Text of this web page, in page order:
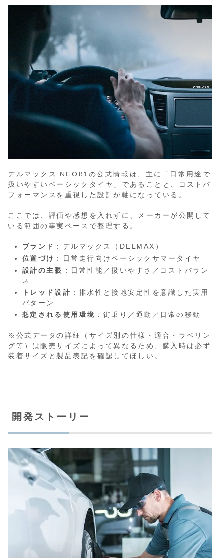
デルマックス NEO81の公式情報は、主に「日常用途で
扱いやすいベーシックタイヤ」であることと、コストパ
フォーマンスを重視した設計が軸になっている。
ここでは、評価や感想を入れずに、メーカーが公開して
いる範囲の事実ベースで整理する。
ブランド
：デルマックス（DELMAX）
位置づけ ：日常走行向けベーシックサマータイヤ
設計の主眼 ：日常性能／扱いやすさ／コストバラン
ス
トレッド設計 ：排水性と接地安定性を意識した実用
パターン
想定される使用環境 ：街乗り／通勤／日常の移動
※公式データの詳細（サイズ別の仕様・適合・ラベリン
グ等）は販売サイズによって異なるため、購入時は必ず
装着サイズと製品表記を確認してほしい。
開発ストーリー